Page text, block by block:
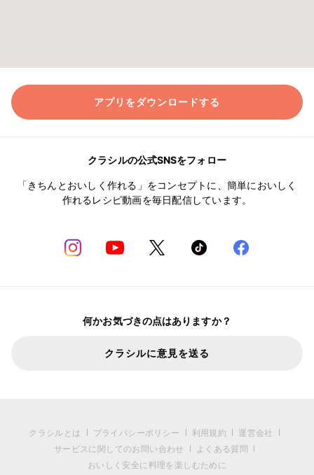
アプリをダウンロードする
クラシルの公式SNSをフォロー
「きちんとおいしく作れる」をコンセプトに、簡単においしく
作れるレシピ動画を毎日配信しています。
何かお気づきの点はありますか？
クラシルに意見を送る
クラシルとは プライバシーポリシー 利用規約
運営会社
サービスに関してのお問い合わせ
よくある質問
おいしく安全に料理を楽しむために